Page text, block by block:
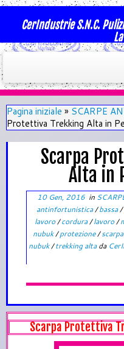
CerIndustrie S.N.C.
Pagina iniziale » SCARPE
Protettiva Trekking Alta in
Scarpa
Alta in
10 Gen, 2016 in
antinfortunistica/bassa/
lavoro/cordura/lavoro/
nubuk/protezione/scarpa
nubuk/trekking altada
Scarpa Protettiva